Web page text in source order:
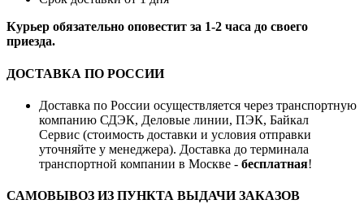
Курьер обязательно оповестит за 1-2 часа до своего
приезда.
ДОСТАВКА ПО РОССИИ
Доставка по России осуществляется через транспортную
компанию СДЭК, Деловые линии, ПЭК, Байкал
Сервис (стоимость доставки и условия отправки
уточняйте у менеджера). Доставка до терминала
транспортной компании в Москве - бесплатная!
САМОВЫВОЗ ИЗ ПУНКТА ВЫДАЧИ ЗАКАЗОВ